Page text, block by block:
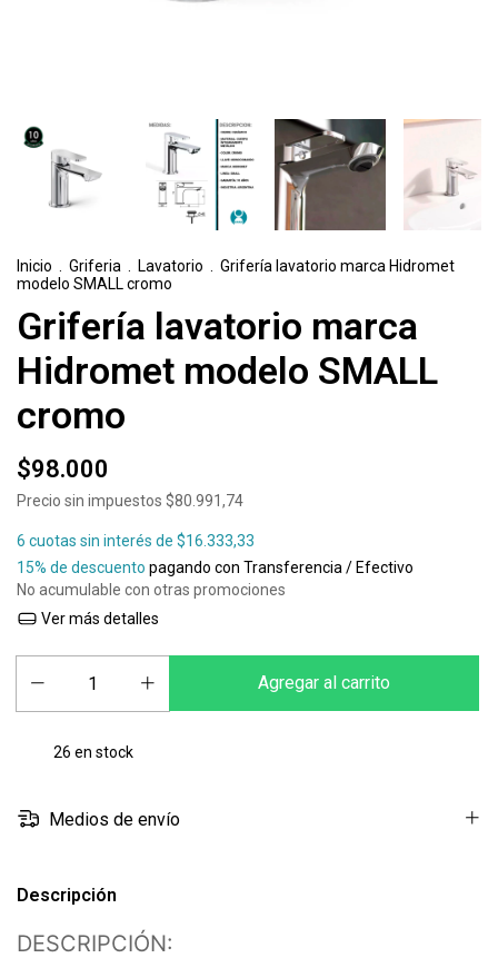
Inicio Griferia Lavatorio
Grifería lavatorio marca Hidromet
modelo SMALL cromo
Grifería lavatorio marca
Hidromet modelo SMALL
cromo
$98.000
Precio sin impuestos $80.991,74
6 cuotas sin interés de $16.333,33
15% de descuento pagando con Transferencia / Efectivo
No acumulable con otras promociones
Ver más detalles
26 en stock
Medios de envío
Descripción
DESCRIPCIÓN: